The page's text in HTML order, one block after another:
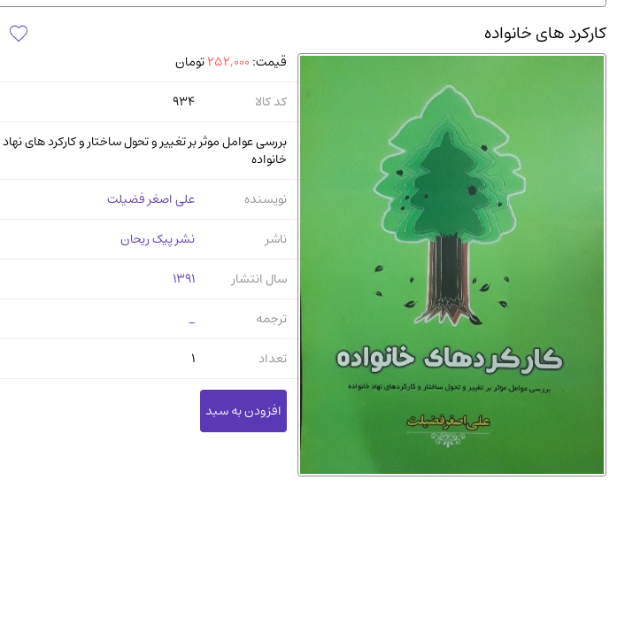
دانشگاه پیامـ نور(10)
کارکرد های خانواده
قیمت: 252,000تومان
کد کالا
934
بررسی عوامل موثر بر تغییر و تحول ساختار و کارکرد های نهاد
خانواده
نویسنده
علی اصغر فضیلت
ناشر
نشر پیک ریحان
سال انتشار
1391
ترجمه
_
تعداد
1